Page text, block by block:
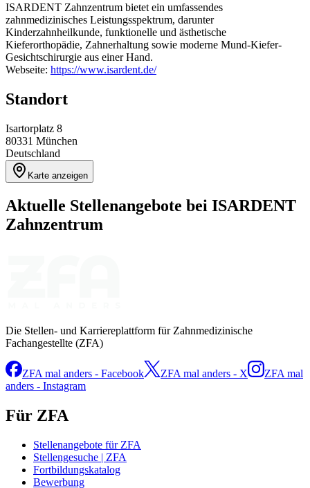
ISARDENT Zahnzentrum bietet ein umfassendes
zahnmedizinisches Leistungsspektrum, darunter
Kinderzahnheilkunde, funktionelle und ästhetische
Kieferorthopädie, Zahnerhaltung sowie moderne Mund-Kiefer-
Gesichtschirurgie aus einer Hand.
Webseite: https://www.isardent.de/
Standort
Isartorplatz 8
80331 München
Deutschland
Karte anzeigen
Aktuelle Stellenangebote bei ISARDENT
Zahnzentrum
Die Stellen- und Karriereplattform für Zahnmedizinische
Fachangestellte (ZFA)
ZFA mal anders - Facebook ZFA mal anders - X
ZFA mal
anders - Instagram
Für ZFA
Stellenangebote für ZFA
Stellengesuche | ZFA
Fortbildungskatalog
Bewerbung